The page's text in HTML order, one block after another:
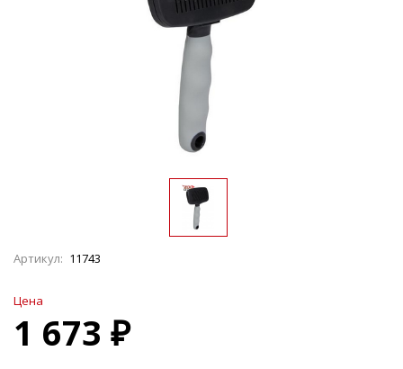
Артикул: 11743
Цена
1 673 ₽